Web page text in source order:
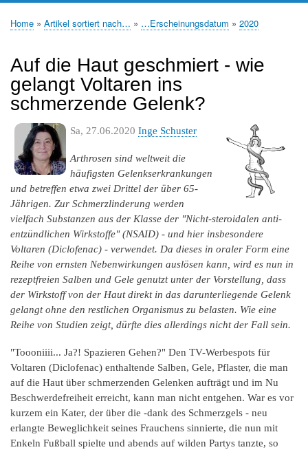
Home Artikel sortiert nach… …Erscheinungsdatum 2020
Auf die Haut geschmiert - wie
gelangt Voltaren ins
schmerzende Gelenk?
Sa, 27.06.2020 Inge Schuster
Arthrosen sind weltweit die
häufigsten Gelenkserkrankungen
und betreffen etwa zwei Drittel der über 65-
Jährigen. Zur Schmerzlinderung werden
vielfach Substanzen aus der Klasse der "Nicht-steroidalen anti-
entzündlichen Wirkstoffe" (NSAID) - und hier insbesondere
Voltaren (Diclofenac) - verwendet. Da dieses in oraler Form eine
Reihe von ernsten Nebenwirkungen auslösen kann, wird es nun in
rezeptfreien Salben und Gele genutzt unter der Vorstellung, dass
der Wirkstoff von der Haut direkt in das darunterliegende Gelenk
gelangt ohne den restlichen Organismus zu belasten. Wie eine
Reihe von Studien zeigt, dürfte dies allerdings nicht der Fall sein.
"Toooniiii... Ja?! Spazieren Gehen?" Den TV-Werbespots für
Voltaren (Diclofenac) enthaltende Salben, Gele, Pflaster, die man
auf die Haut über schmerzenden Gelenken aufträgt und im Nu
Beschwerdefreiheit erreicht, kann man nicht entgehen. War es vor
kurzem ein Kater, der über die -dank des Schmerzgels - neu
erlangte Beweglichkeit seines Frauchens sinnierte, die nun mit
Enkeln Fußball spielte und abends auf wilden Partys tanzte, so